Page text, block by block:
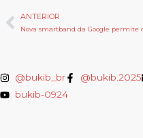
Anterior
ANTERIOR
@bukib_br @bukib.2025
bukib-0924